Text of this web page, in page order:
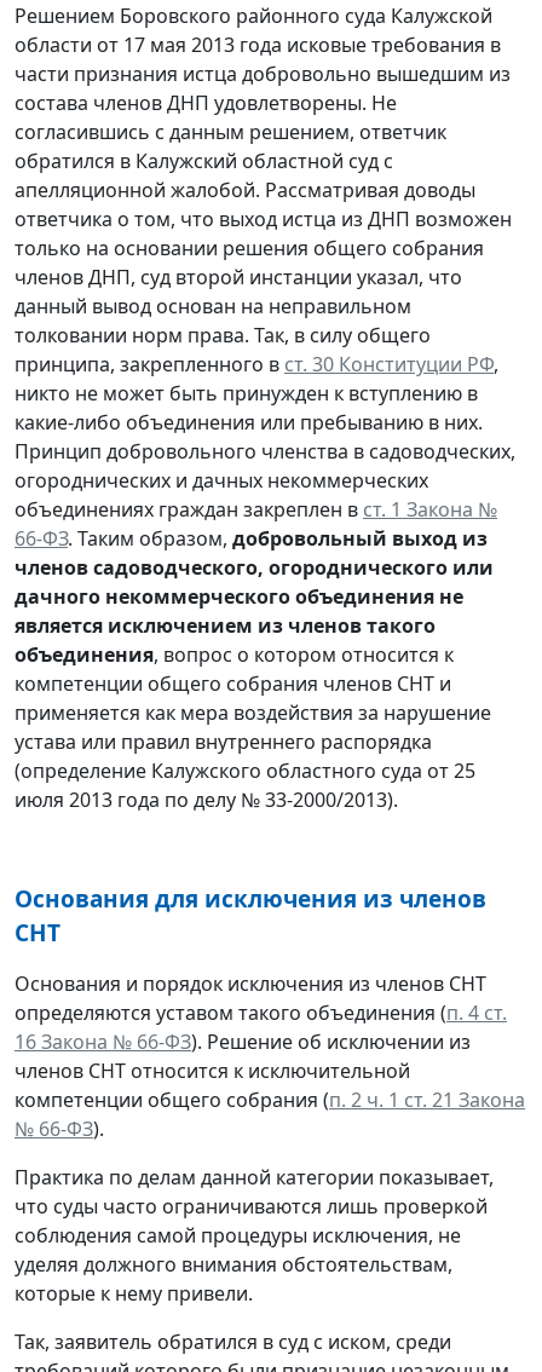
Решением Боровского районного суда Калужской
области от 17 мая 2013 года исковые требования в
части признания истца добровольно вышедшим из
состава членов ДНП удовлетворены. Не
согласившись с данным решением, ответчик
обратился в Калужский областной суд с
апелляционной жалобой. Рассматривая доводы
ответчика о том, что выход истца из ДНП возможен
только на основании решения общего собрания
членов ДНП, суд второй инстанции указал, что
данный вывод основан на неправильном
толковании норм права. Так, в силу общего
принципа, закрепленного в ст. 30 Конституции РФ,
никто не может быть принужден к вступлению в
какие-либо объединения или пребыванию в них.
Принцип добровольного членства в садоводческих,
огороднических и дачных некоммерческих
объединениях граждан закреплен в ст. 1 Закона №
66-ФЗ. Таким образом, добровольный выход из
членов садоводческого, огороднического или
дачного некоммерческого объединения не
является исключением из членов такого
объединения, вопрос о котором относится к
компетенции общего собрания членов СНТ и
применяется как мера воздействия за нарушение
устава или правил внутреннего распорядка
(определение Калужского областного суда от 25
июля 2013 года по делу № 33-2000/2013).
Основания для исключения из членов
СНТ
Основания и порядок исключения из членов СНТ
определяются уставом такого объединения (п. 4 ст.
16 Закона № 66-ФЗ). Решение об исключении из
членов СНТ относится к исключительной
компетенции общего собрания (п. 2 ч. 1 ст. 21 Закона
№ 66-ФЗ).
Практика по делам данной категории показывает,
что суды часто ограничиваются лишь проверкой
соблюдения самой процедуры исключения, не
уделяя должного внимания обстоятельствам,
которые к нему привели.
Так, заявитель обратился в суд с иском, среди